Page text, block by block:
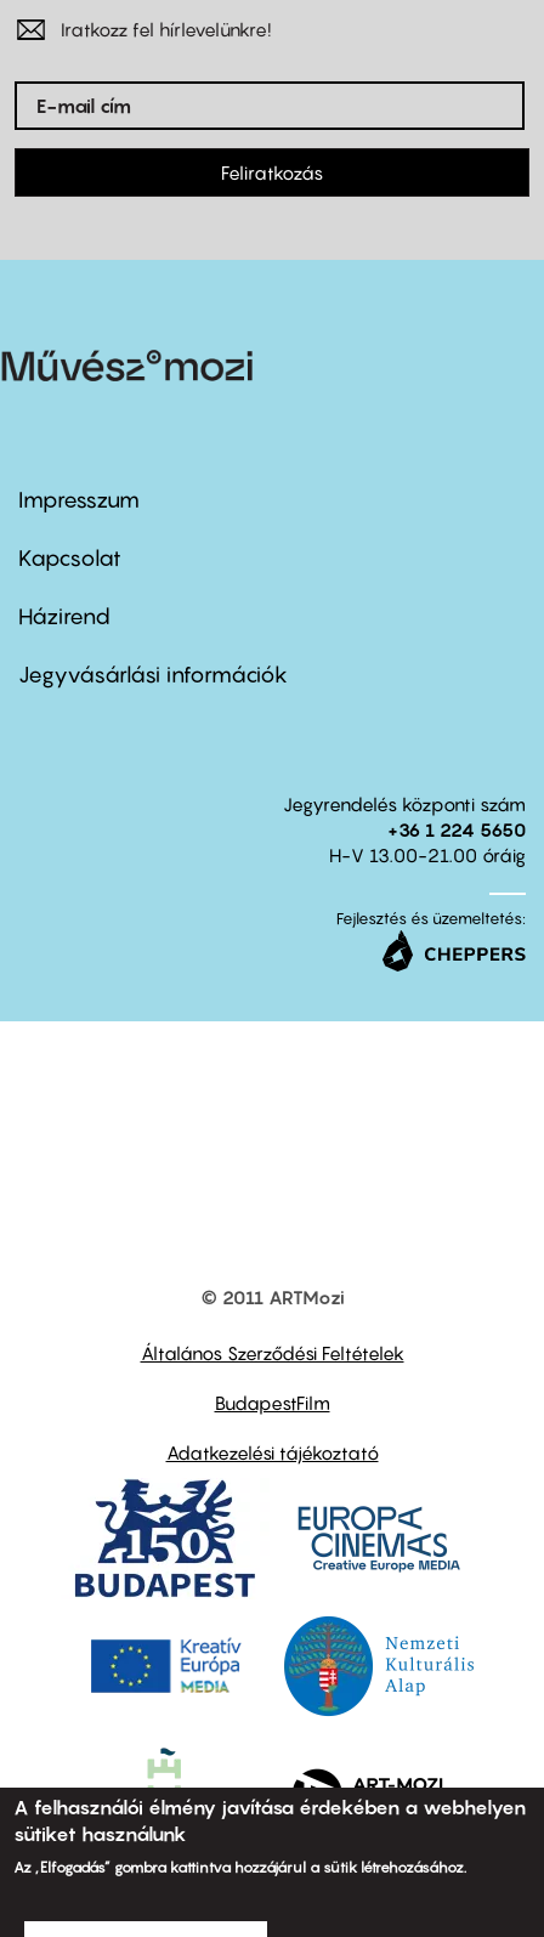
Iratkozz fel hírlevelünkre!
Feliratkozás
Footer
first
Impresszum
Kapcsolat
Footer
second
Házirend
Jegyvásárlási információk
Jegyrendelés központi szám
+36 1 224 5650
H-V 13.00-21.00 óráig
Fejlesztés és üzemeltetés:
© 2011 ARTMozi
Általános Szerződési Feltételek
BudapestFilm
Adatkezelési tájékoztató
A felhasználói élmény javítása érdekében a webhelyen
sütiket használunk
Az „Elfogadás” gombra kattintva hozzájárul a sütik létrehozásához.